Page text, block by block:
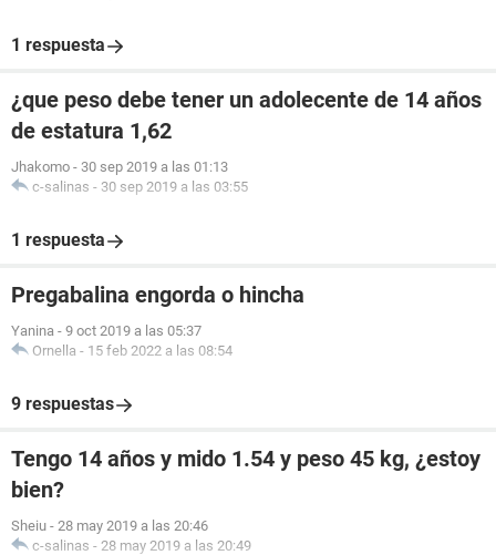
1 respuesta
¿que peso debe tener un adolecente de 14 años
de estatura 1,62
Jhakomo - 30 sep 2019 a las 01:13
c-salinas - 30 sep 2019 a las 03:55
1 respuesta
Pregabalina engorda o hincha
Yanina - 9 oct 2019 a las 05:37
Ornella - 15 feb 2022 a las 08:54
9 respuestas
Tengo 14 años y mido 1.54 y peso 45 kg, ¿estoy
bien?
Sheiu - 28 may 2019 a las 20:46
c-salinas - 28 may 2019 a las 20:49